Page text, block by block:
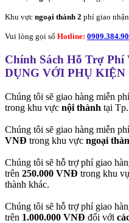
Khu vực ngoại thành 2 phí giao
Vui lòng gọi số Hotline:
Chính Sách Hỗ Trợ
DỤNG VỚI PHỤ KIỆN
Chúng tôi sẽ giao hàng miễn
trong khu vực nội thành tại
Chúng tôi sẽ giao hàng miễn
VNĐ trong khu vực ngoại
Chúng tôi sẽ hỗ trợ phí giao
trên 250.000 VNĐ trong khu
thành khác.
Chúng tôi sẽ hỗ trợ phí giao
trên 1.000.000 VNĐ đối với